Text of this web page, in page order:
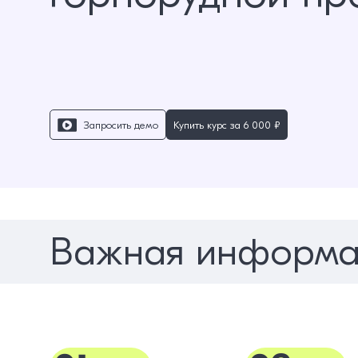
Запросить демо Купить курс за 6 000 ₽
Важная